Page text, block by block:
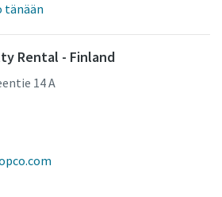
tänään
Rental - Finland
14 A